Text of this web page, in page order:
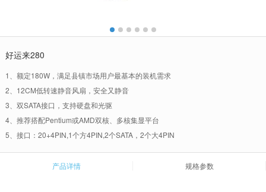
好运来280
1、额定180W，满足县镇市场用户最基本的装机需求
2、12CM低转速静音风扇，安全又静音
3、双SATA接口，支持硬盘和光驱
4、推荐搭配Pentium或AMD双核、多核集显平台
5、接口：20+4PIN,1个方4PIN,2个SATA，2个大4PIN
产品详情 规格参数